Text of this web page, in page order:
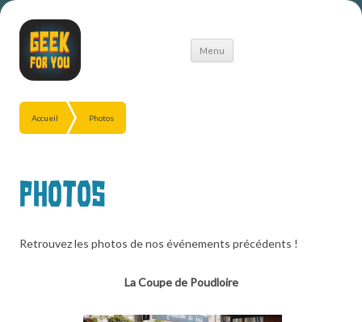
Menu
Aller
Accueil Photos
Photos
Retrouvez les photos de nos événements précédents !
La Coupe de Poudloire